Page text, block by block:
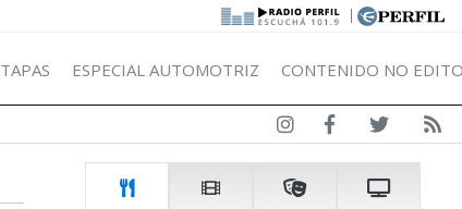
|
TAPAS ESPECIAL AUTOMOTRIZ CONTENIDO NO